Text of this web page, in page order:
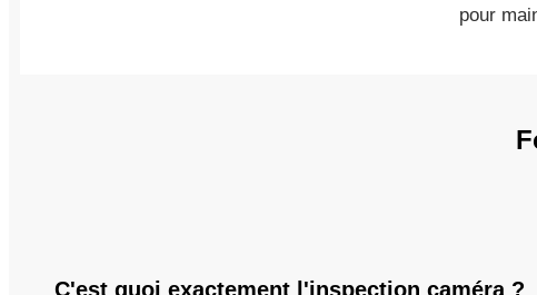
pour
C'est quoi exactement l'inspection caméra ?